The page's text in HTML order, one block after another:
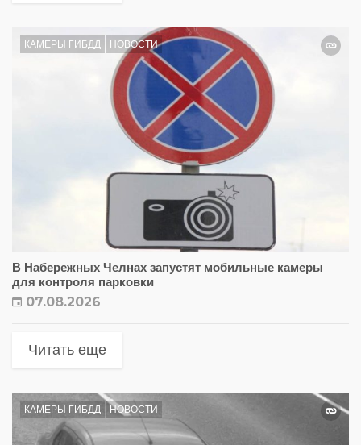
КАМЕРЫ ГИБДД НОВОСТИ
В Набережных Челнах запустят мобильные камеры
для контроля парковки
07.08.2026
Читать еще
КАМЕРЫ ГИБДД НОВОСТИ